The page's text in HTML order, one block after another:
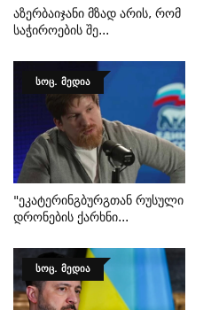
Აზერბაიჯანი Მზად Არის, Რომ
Საჭიროების Შე...
ᲡᲝᲪ. ᲛᲔᲓᲘᲐ
"ეკატერინგბურგთან Რუსული
Დრონების Ქარხნი...
ᲡᲝᲪ. ᲛᲔᲓᲘᲐ